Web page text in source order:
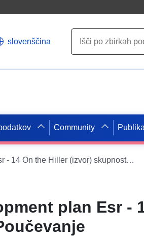
slovenščina
Community
ATOM feed to the development plan Esr - 14 On the Hiller (izvor) skupnosti Poučevanje
plan Esr -